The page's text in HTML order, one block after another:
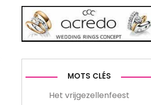
MOTS CLÉS
Het vrijgezellenfeest